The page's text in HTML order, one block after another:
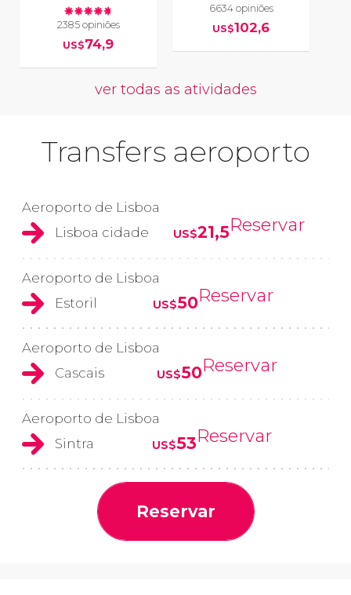
2385 opiniões
US$74,9
6634 opiniões
US$102,6
ver todas as atividades
Transfers aeroporto
Aeroporto de Lisboa
Lisboa cidade
US$21,5Reservar
Aeroporto de Lisboa
Estoril
US$50Reservar
Aeroporto de Lisboa
Cascais
US$50Reservar
Aeroporto de Lisboa
Sintra
US$53Reservar
Reservar